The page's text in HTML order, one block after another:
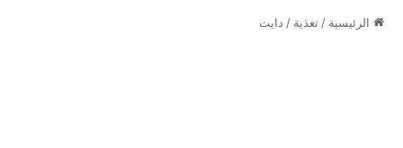
الرئيسية / تغذية / دايت